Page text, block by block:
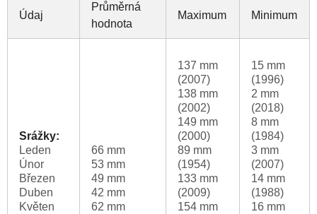
Údaj
Průměrná
hodnota
Maximum Minimum
Srážky:
Leden
Únor
Březen
Duben
Květen
66 mm
53 mm
49 mm
42 mm
62 mm
137 mm
(2007)
138 mm
(2002)
149 mm
(2000)
89 mm
(1954)
133 mm
(2009)
154 mm
15 mm
(1996)
2 mm
(2018)
8 mm
(1984)
3 mm
(2007)
14 mm
(1988)
16 mm